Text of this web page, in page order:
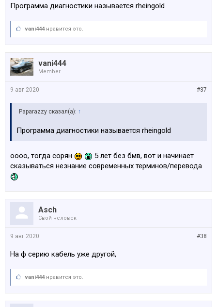
Программа диагностики называется rheingold
vani444нравится это.
vani444
Member
#37
9 авг 2020
Paparazzy сказал(а): ↑
Программа диагностики называется rheingold
оооо, тогда сорян
5 лет без бмв, вот и начинает
сказываться незнание современных терминов/перевода
Asch
Свой человек
#38
9 авг 2020
На ф серию кабель уже другой,
vani444нравится это.